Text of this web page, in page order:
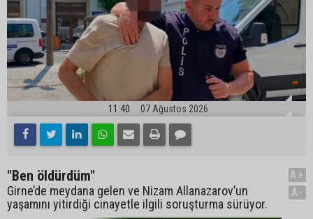
11:40 07 Ağustos 2026
"Ben öldürdüm"
Girne’de meydana gelen ve Nizam Allanazarov’un
yaşamını yitirdiği cinayetle ilgili soruşturma sürüyor.
A+
A-